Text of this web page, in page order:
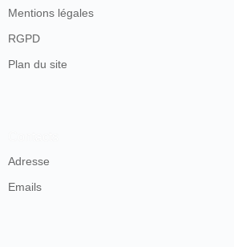
Mentions légales
RGPD
Plan du site
Adresse
Emails